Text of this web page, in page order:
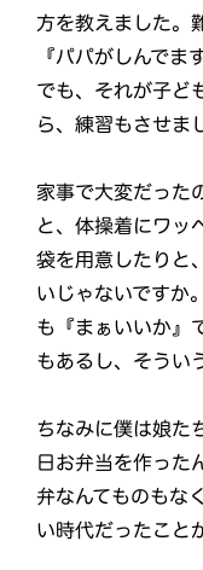
方を教えました。
『パパがしんでま
でも、それが子ど
ら、練習もさせま
家事で大変だった
と、体操着にワッ
袋を用意したりと
いじゃないですか
も『まぁいいか』
もあるし、そうい
ちなみに僕は娘た
日お弁当を作った
弁なんてものもな
い時代だったこと